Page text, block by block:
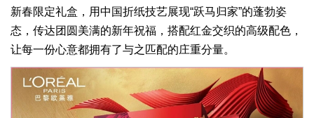
新春限定礼盒，用中国折纸技艺展现“跃马归家”的蓬勃姿
态，传达团圆美满的新年祝福，搭配红金交织的高级配色，
让每一份心意都拥有了与之匹配的庄重分量。